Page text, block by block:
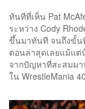
ทันทีที่เห็น Pat
ระหว่าง Cody
ขึ้นมาทันที จนถึงขั้น
ตอนล่าสุดเลยแม้แ
จากปัญหาที่สะสมมา
ใน WrestleMania